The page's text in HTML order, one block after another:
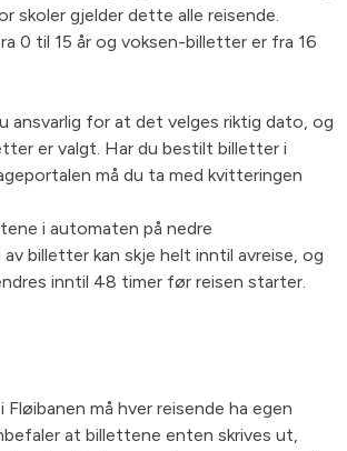
skoler gjelder dette alle reisende.
0 til 15 år og voksen-billetter er fra 16
ansvarlig for at det velges riktig dato, og
er valgt. Har du bestilt billetter i
må du ta med kvitteringen
i automaten på nedre
billetter kan skje helt inntil avreise, og
inntil 48 timer før reisen starter.
Fløibanen må hver reisende ha egen
at billettene enten skrives ut,